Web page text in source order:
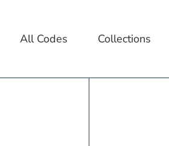
All Codes Collections